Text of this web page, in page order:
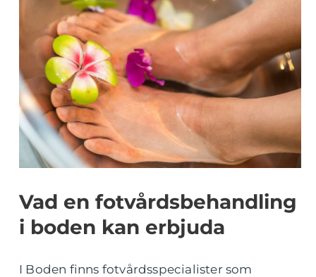
Vad en fotvårdsbehandling
i boden kan erbjuda
I Boden finns fotvårdsspecialister som